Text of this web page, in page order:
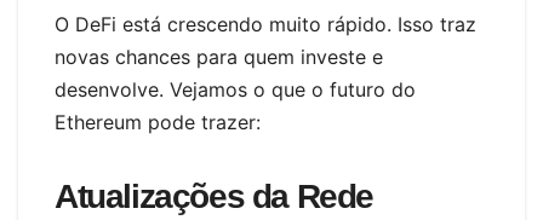
O DeFi está crescendo muito rápido. Isso traz
novas chances para quem investe e
desenvolve. Vejamos o que o futuro do
Ethereum pode trazer:
Atualizações da Rede